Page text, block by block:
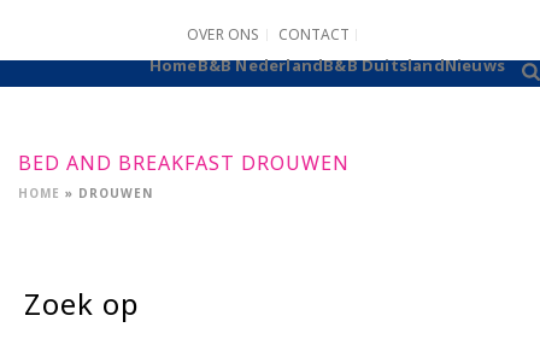
OVER ONS CONTACT
HomeB&B NederlandB&B DuitslandNieuws
BED AND BREAKFAST DROUWEN
HOME » DROUWEN
Zoek op